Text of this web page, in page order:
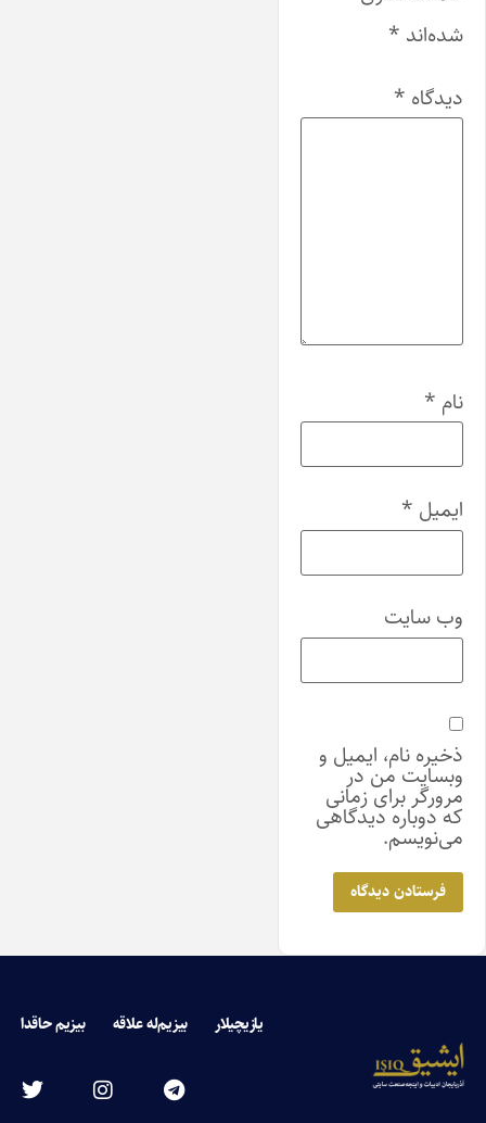
شده‌اند *
دیدگاه *
نام *
ایمیل *
وب‌ سایت
ذخیره نام، ایمیل و
وبسایت من در
مرورگر برای زمانی
که دوباره دیدگاهی
می‌نویسم.
یازیچیلار بیزیم‌له علاقه بیزیم حاقدا